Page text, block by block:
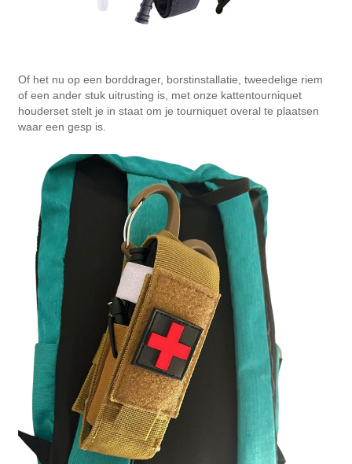
Of het nu op een borddrager, borstinstallatie, tweedelige riem
of een ander stuk uitrusting is, met onze kattentourniquet
houderset stelt je in staat om je tourniquet overal te plaatsen
waar een gesp is.